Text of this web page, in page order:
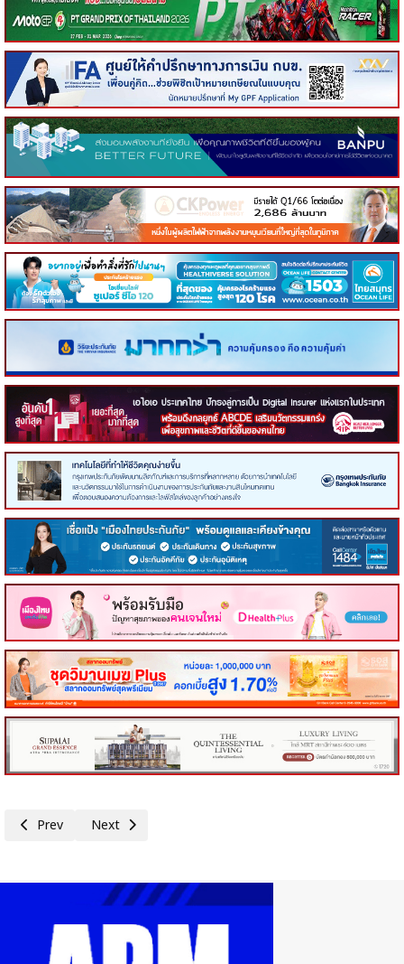
Previous article: ส.อ.ท.ร่วมเวที POLICY BATTLE เปิดศึกทางออกเศรษฐกิ
Prev Next article: TIJ ผนึก WJP และ กกร. รวมพลังภาครัฐ–เอกช
Next